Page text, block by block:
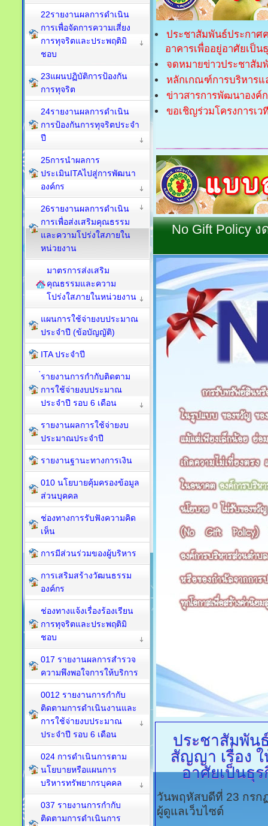
ประชาสัมพันธ์ประกาศ
อาคารเพื่ออยู่อาศัยเป็
จดหมายข่าวประชาสัม
หลักเกณฑ์การบริหาร
ข่าวสารการพัฒนาองค์
ขอเชิญร่วมโครงการเ
NoGift Policy ง
ประชาสัมพัน
สัญญา เรื่อง
อาศัยเป็นธุ
วันพฤหัสบดีที่ 23 กรก
ผู้ดูแลเว็บไซต์
22รายงานผลการดำเนิน
การเพื่อจัดการความเสี่ยง
การทุจริตและประพฤติมิ
ชอบ
23แผนปฏิบัติการป้องกัน
การทุจริต
24รายงานผลการดำเนิน
การป้องกันการทุจริตประจำ
ปี
25การนำผลการ
ประเมินITAไปสู่การพัฒนา
องค์กร
26รายงานผลการดำเนิน
การเพื่อส่งเสริมคุณธรรม
และความโปร่งใสภายใน
หน่วยงาน
มาตรการส่งเสริม
คุณธรรมและความ
โปร่งใสภายในหน่วยงาน
แผนการใช้จ่ายงบประมาณ
ประจำปี (ข้อบัญญัติ)
ITA ประจำปี
่รายงานการกำกับติดตาม
การใช้จ่ายงบประมาณ
ประจำปี รอบ 6 เดือน
รายงานผลการใช้จ่ายงบ
ประมาณประจำปี
รายงานฐานะทางการเงิน
010 นโยบายคุ้มครองข้อมูล
ส่วนบุคคล
ช่องทางการรับฟังความคิด
เห็น
การมีส่วนร่วมของผู้บริหาร
การเสริมสร้างวัฒนธรรม
องค์กร
ช่องทางแจ้งเรื่องร้องเรียน
การทุจริตและประพฤติมิ
ชอบ
017 รายงานผลการสำรวจ
ความพึงพอใจการให้บริการ
0012 รายงานการกำกับ
ติดตามการดำเนินงานและ
การใช้จ่ายงบประมาณ
ประจำปี รอบ 6 เดือน
024 การดำเนินการตาม
นโยบายหรือแผนการ
บริหารทรัพยากรบุคคล
037 รายงานการกำกับ
ติดตามการดำเนินการ